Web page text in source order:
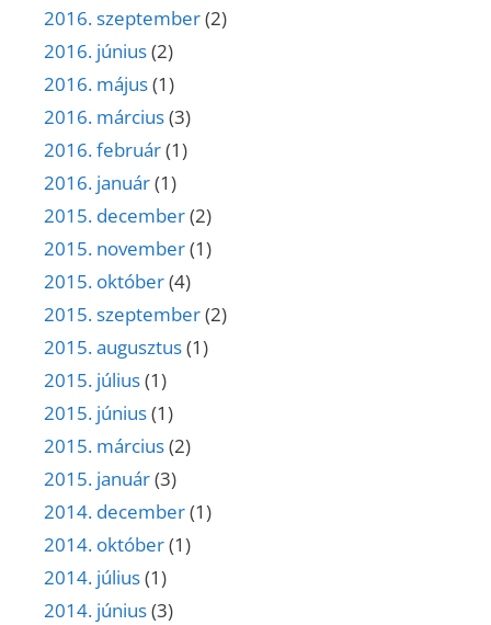
2016. szeptember(2)
2016. június(2)
2016. május(1)
2016. március(3)
2016. február(1)
2016. január(1)
2015. december(2)
2015. november(1)
2015. október(4)
2015. szeptember(2)
2015. augusztus(1)
2015. július(1)
2015. június(1)
2015. március(2)
2015. január(3)
2014. december(1)
2014. október(1)
2014. július(1)
2014. június(3)